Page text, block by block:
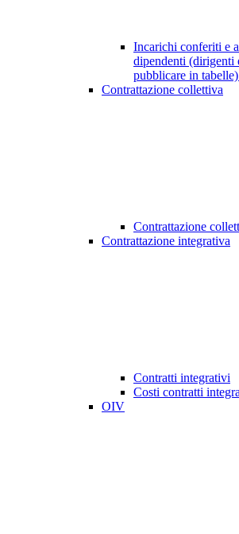
Incarichi conferiti e
dipendenti (dirigenti
pubblicare in tabelle)
Contrattazione collettiva
Contrattazione
Contrattazione integrativa
Contratti integrativi
Costi contratti
OIV